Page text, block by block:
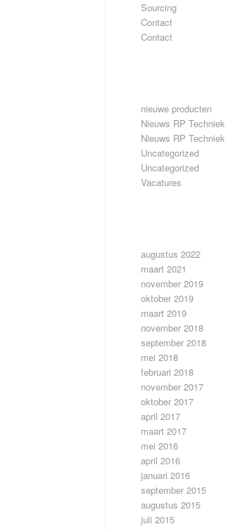
Sourcing
Contact
Contact
nieuwe producten
Nieuws RP Techniek
Nieuws RP Techniek
Uncategorized
Uncategorized
Vacatures
augustus 2022
maart 2021
november 2019
oktober 2019
maart 2019
november 2018
september 2018
mei 2018
februari 2018
november 2017
oktober 2017
april 2017
maart 2017
mei 2016
april 2016
januari 2016
september 2015
augustus 2015
juli 2015